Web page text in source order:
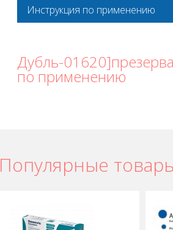
Инструкция по применению
Дубль-
по применению
Популярные